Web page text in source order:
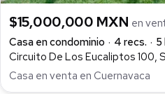
$15,000,000 MXN en
Casa en condominio
4 recs. 5
Casa en venta en Cuernavaca